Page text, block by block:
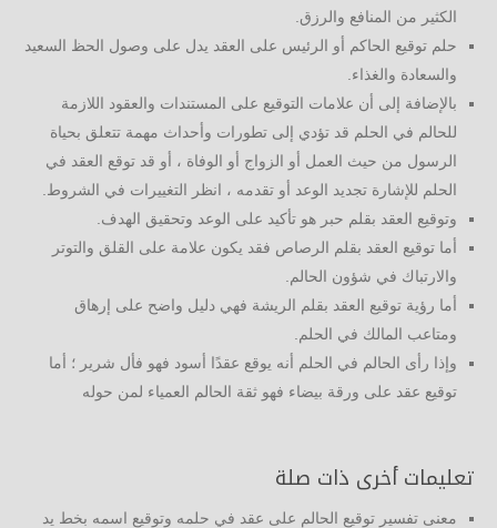
الكثير من المنافع والرزق.
حلم توقيع الحاكم أو الرئيس على العقد يدل على وصول الحظ السعيد
والسعادة والغذاء.
بالإضافة إلى أن علامات التوقيع على المستندات والعقود اللازمة
للحالم في الحلم قد تؤدي إلى تطورات وأحداث مهمة تتعلق بحياة
الرسول من حيث العمل أو الزواج أو الوفاة ، أو قد توقع العقد في
الحلم للإشارة تجديد الوعد أو تقدمه ، انظر التغييرات في الشروط.
وتوقيع العقد بقلم حبر هو تأكيد على الوعد وتحقيق الهدف.
أما توقيع العقد بقلم الرصاص فقد يكون علامة على القلق والتوتر
والارتباك في شؤون الحالم.
أما رؤية توقيع العقد بقلم الريشة فهي دليل واضح على إرهاق
ومتاعب المالك في الحلم.
وإذا رأى الحالم في الحلم أنه يوقع عقدًا أسود فهو فأل شرير ؛ أما
توقيع عقد على ورقة بيضاء فهو ثقة الحالم العمياء لمن حوله
تعليمات أخرى ذات صلة
معنى تفسير توقيع الحالم على عقد في حلمه وتوقيع اسمه بخط يد